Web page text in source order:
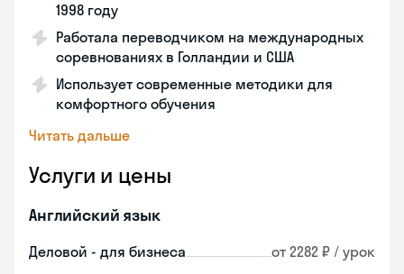
1998 году
Работала переводчиком на международных
соревнованиях в Голландии и США
Использует современные методики для
комфортного обучения
Читать дальше
Услуги и цены
Английский язык
Деловой - для бизнеса от 2282 ₽ / урок